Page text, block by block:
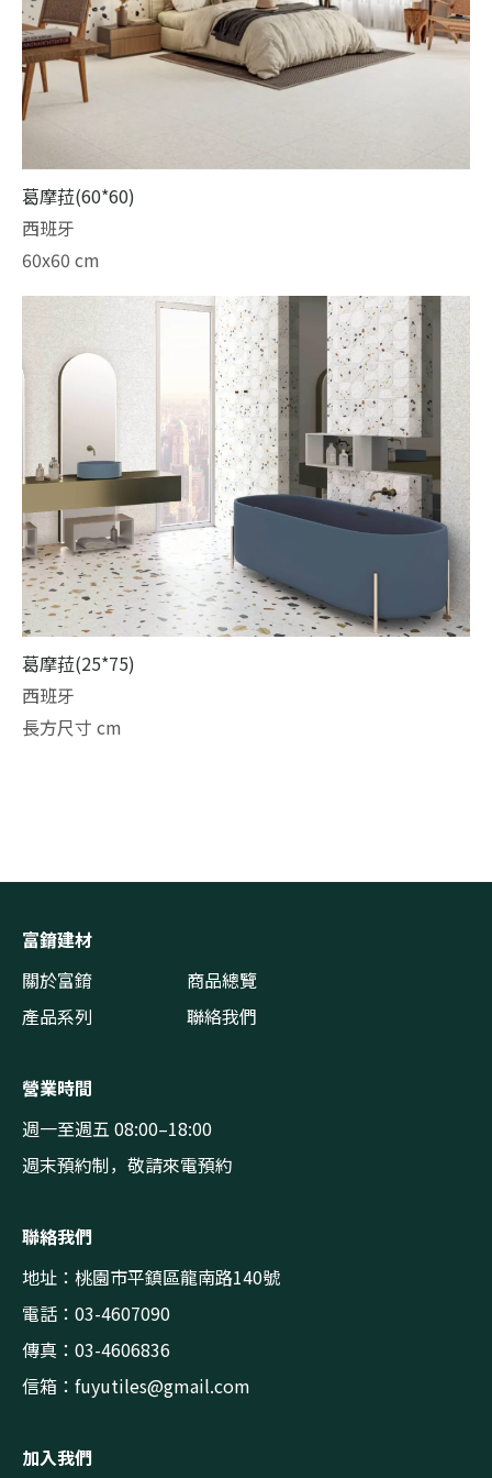
葛摩菈(60*60)
西班牙
60x60 cm
葛摩菈(25*75)
西班牙
長方尺寸 cm
富錥建材
關於富錥
商品總覽
產品系列
聯絡我們
營業時間
週一至週五 08:00–18:00
週末預約制，敬請來電預約
聯絡我們
地址：桃園市平鎮區龍南路140號
電話：03-4607090
傳真：03-4606836
信箱： fuyutiles@gmail.com
加入我們